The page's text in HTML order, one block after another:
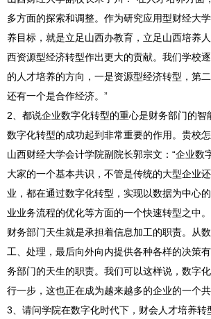
多方面的探索和调整。作为研究应用型财经大
养目标，就是立足山西办教育，立足山西培养
西资源型经济转型作出更大的贡献。我们学校
的人才培养的方向，一是资源型经济转型，第
还有一个是合作经济。”
2、都说企业数字化转型的重心是财务部门的智
数字化转型的成功起到非常重要的作用。贵校
山西财经大学会计学院副院长郭宗文：“企业数
大家的一个基本共识，不管是传统的大型企业
业，都在通过数字化转型，实现以数据为中心
业业务流程的优化等方面的一个快速转型之中。
财务部门天生就是承担着信息加工的职责。从
工、处理，最后向外向内提供各种各样的决策
务部门的天生的职责。我们可以这样说，数字
行一步，这也正在成为越来越多的企业的一个
3、请问学院在数字化时代下，财会人才培养转